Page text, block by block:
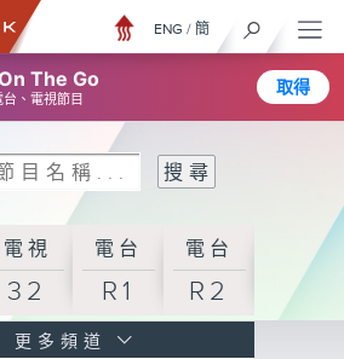
The Go
、電視節目
取得
ENG / 簡
電視
32
電台
R1
電台
R2
更多頻道